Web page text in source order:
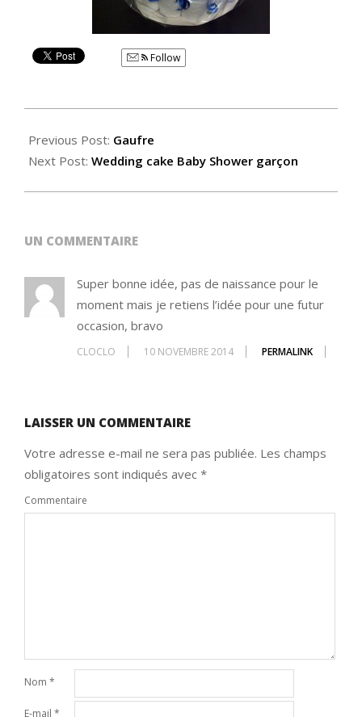
Follow
11-
10
Previous Post: Gaufre
Next Post: Wedding cake Baby Shower garçon
UN COMMENTAIRE
Super bonne idée, pas de naissance pour le
moment mais je retiens l’idée pour une futur
occasion, bravo
CLOCLO 10 NOVEMBRE 2014 PERMALINK
LAISSER UN COMMENTAIRE
Votre adresse e-mail ne sera pas publiée. Les champs
obligatoires sont indiqués avec *
Commentaire
Nom *
E-mail *